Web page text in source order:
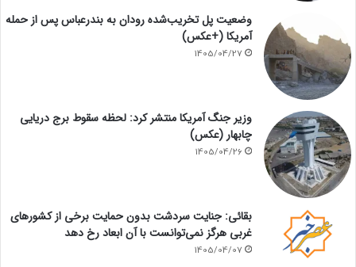
وضعیت پل تخریب‌شده رودان به بندرعباس پس از حمله
آمریکا (+عکس)
1405/04/27
وزیر جنگ آمریکا منتشر کرد: لحظه سقوط برج دریایی
چابهار (عکس)
1405/04/26
بقائی: جنایت سردشت بدون حمایت برخی از کشورهای
غربی هرگز نمی‌توانست با آن ابعاد رخ دهد
1405/04/07